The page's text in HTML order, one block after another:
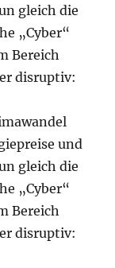
gleich die
„Cyber“
Bereich
disruptiv:
und
gleich die
„Cyber“
Bereich
disruptiv: